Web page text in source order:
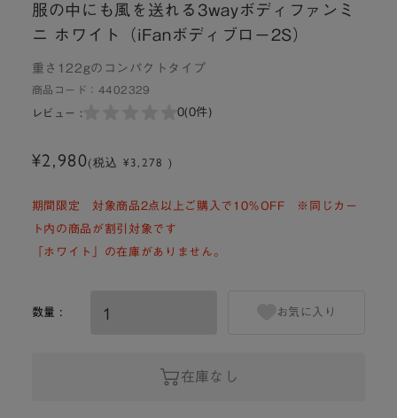
服の中にも風を送れる3wayボディファンミ
ニ ホワイト（iFanボディブロー2S）
重さ122gのコンパクトタイプ
商品コード： 4402329
レビュー : 0(0件)
¥2,980(税込 ¥3,278 )
期間限定 対象商品2点以上ご購入で10％OFF ※同じカー
ト内の商品が割引対象です
「ホワイト」の在庫がありません。
数量 :
在庫なし
お気に入り